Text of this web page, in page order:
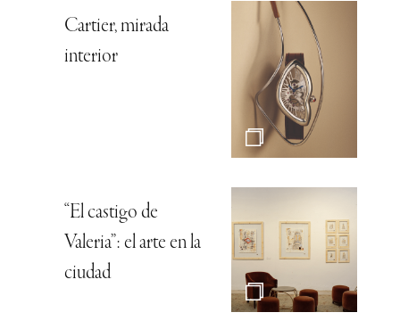
Cartier, mirada
interior
“El castigo de
Valeria”: el arte en la
ciudad